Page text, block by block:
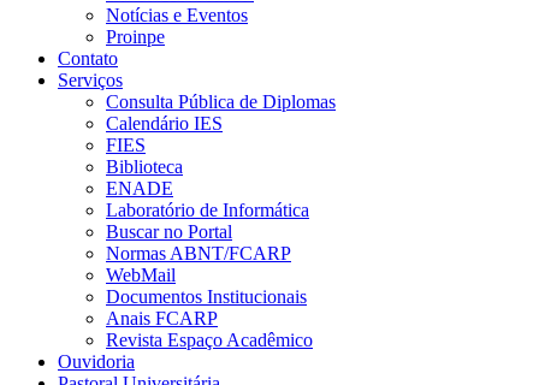
Notícias e Eventos
Proinpe
Contato
Serviços
Consulta Pública de Diplomas
Calendário IES
FIES
Biblioteca
ENADE
Laboratório de Informática
Buscar no Portal
Normas ABNT/FCARP
WebMail
Documentos Institucionais
Anais FCARP
Revista Espaço Acadêmico
Ouvidoria